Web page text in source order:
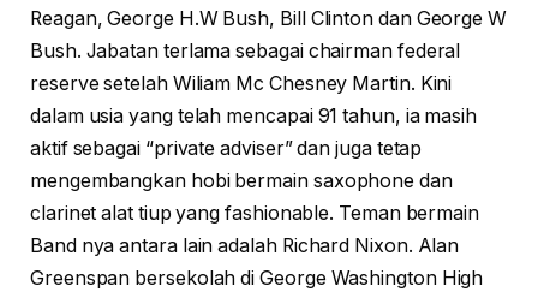
Reagan, George H.W Bush, Bill Clinton dan George W
Bush. Jabatan terlama sebagai chairman federal
reserve setelah Wiliam Mc Chesney Martin. Kini
dalam usia yang telah mencapai 91 tahun, ia masih
aktif sebagai “private adviser” dan juga tetap
mengembangkan hobi bermain saxophone dan
clarinet alat tiup yang fashionable. Teman bermain
Band nya antara lain adalah Richard Nixon. Alan
Greenspan bersekolah di George Washington High